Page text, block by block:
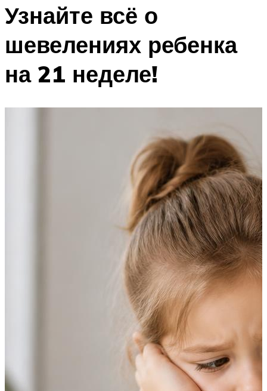
Узнайте всё о
шевелениях ребенка
на 21 неделе!